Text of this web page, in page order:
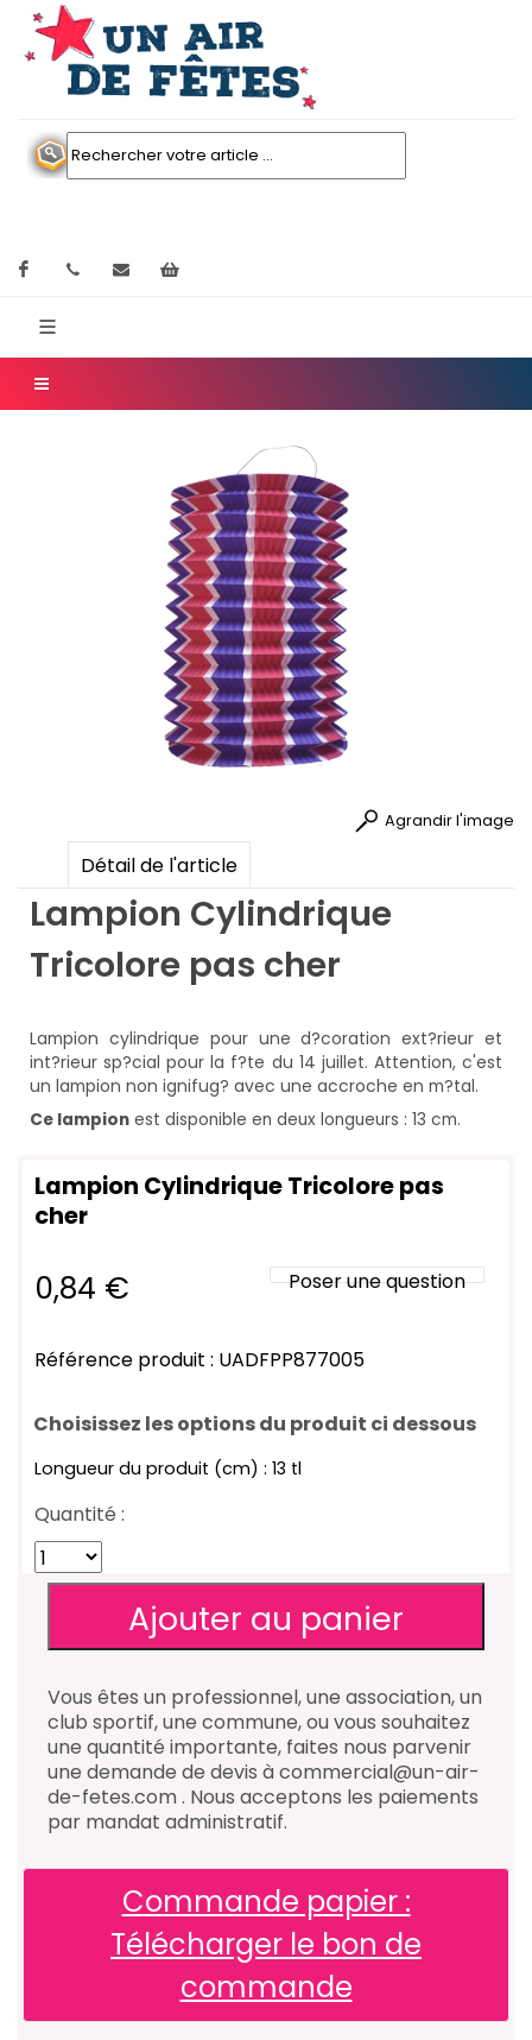
Facebook contactez nous
Agrandir l'image
Détail de l'article
Lampion Cylindrique
Tricolore pas cher
Lampion cylindrique pour une d?coration ext?rieur et
int?rieur sp?cial pour la f?te du 14 juillet. Attention, c'est
un lampion non ignifug? avec une accroche en m?tal.
Ce lampion est disponible en deux longueurs : 13 cm.
Lampion Cylindrique Tricolore pas
cher
0,84 € Poser une question
Référence produit : UADFPP877005
Choisissez les options du produit ci dessous
Longueur du produit (cm) : 13 tl
Quantité :
Vous êtes un professionnel, une association, un
club sportif, une commune, ou vous souhaitez
une quantité importante, faites nous parvenir
une demande de devis à commercial@un-air-
de-fetes.com . Nous acceptons les paiements
par mandat administratif.
Commande papier :
Télécharger le bon de
commande